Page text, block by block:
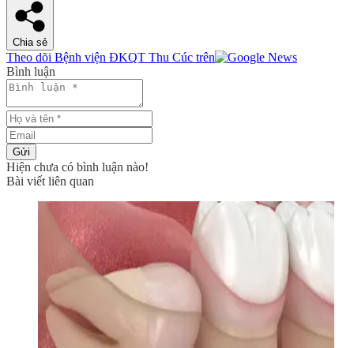
Chia sẻ
Theo dõi Bệnh viện ĐKQT Thu Cúc trên
Bình luận
Gửi
Hiện chưa có bình luận nào!
Bài viết liên quan